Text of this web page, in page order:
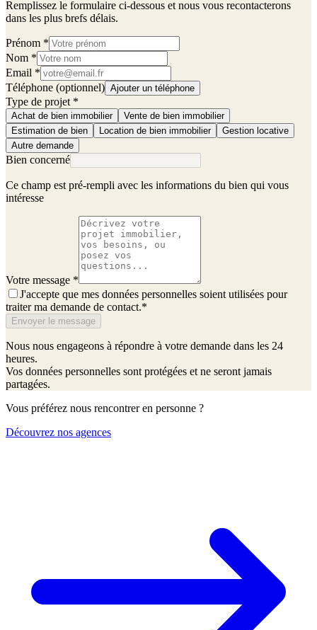
Remplissez le formulaire ci-dessous et nous vous recontacterons
dans les plus brefs délais.
Prénom *
Nom *
Email *
Téléphone (optionnel) Ajouter un téléphone
Type de projet *
Achat de bien immobilier
Vente de bien immobilier
Estimation de bien
Location de bien immobilier
Gestion locative
Autre demande
Bien concerné
Ce champ est pré-rempli avec les informations du bien qui vous
intéresse
Votre message *
J'accepte que mes données personnelles soient utilisées pour
traiter ma demande de contact.*
Envoyer le message
Nous nous engageons à répondre à votre demande dans les 24
heures.
Vos données personnelles sont protégées et ne seront jamais
partagées.
Vous préférez nous rencontrer en personne ?
Découvrez nos agences